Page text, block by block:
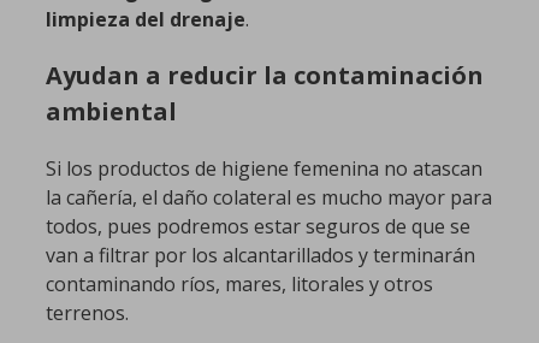
limpieza del drenaje.
Ayudan a reducir la contaminación
ambiental
Si los productos de higiene femenina no atascan
la cañería, el daño colateral es mucho mayor para
todos, pues podremos estar seguros de que se
van a filtrar por los alcantarillados y terminarán
contaminando ríos, mares, litorales y otros
terrenos.